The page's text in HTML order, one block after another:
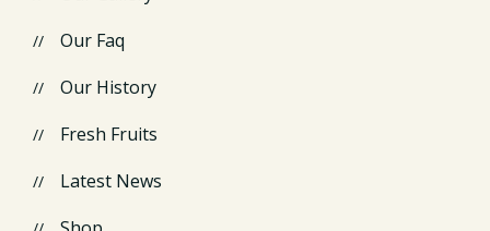
Our Faq
Our History
Fresh Fruits
Latest News